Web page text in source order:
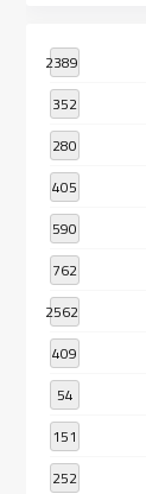
2389
352
280
405
590
762
2562
409
54
151
252